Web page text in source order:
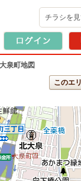
チラシを
泉町地図
このエ